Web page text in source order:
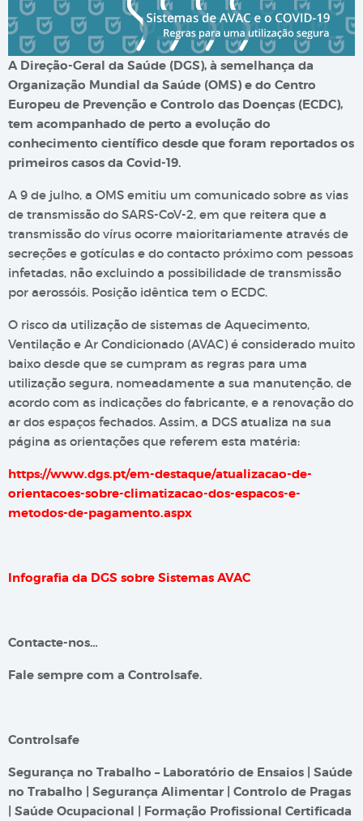
A Direção-Geral da Saúde (DGS), à semelhança da
Organização Mundial da Saúde (OMS) e do Centro
Europeu de Prevenção e Controlo das Doenças (ECDC),
tem acompanhado de perto a evolução do
conhecimento científico desde que foram reportados os
primeiros casos da Covid-19.
A 9 de julho, a OMS emitiu um comunicado sobre as vias
de transmissão do SARS-CoV-2, em que reitera que a
transmissão do vírus ocorre maioritariamente através de
secreções e gotículas e do contacto próximo com pessoas
infetadas, não excluindo a possibilidade de transmissão
por aerossóis. Posição idêntica tem o ECDC.
O risco da utilização de sistemas de Aquecimento,
Ventilação e Ar Condicionado (AVAC) é considerado muito
baixo desde que se cumpram as regras para uma
utilização segura, nomeadamente a sua manutenção, de
acordo com as indicações do fabricante, e a renovação do
ar dos espaços fechados. Assim, a DGS atualiza na sua
página as orientações que referem esta matéria:
https://www.dgs.pt/em-destaque/atualizacao-de-
orientacoes-sobre-climatizacao-dos-espacos-e-
metodos-de-pagamento.aspx
Infografia da DGS sobre Sistemas AVAC
Contacte-nos…
Fale sempre com a Controlsafe.
Controlsafe
Segurança no Trabalho – Laboratório de Ensaios | Saúde
no Trabalho | Segurança Alimentar | Controlo de Pragas
| Saúde Ocupacional | Formação Profissional Certificada